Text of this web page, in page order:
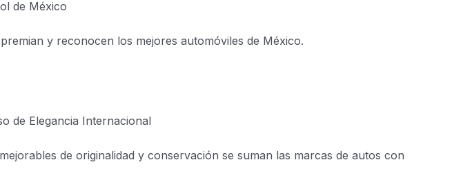
de México
y reconocen los mejores automóviles de México.
de Elegancia Internacional
de originalidad y conservación se suman las marcas de autos con